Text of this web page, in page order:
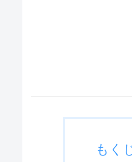
もく